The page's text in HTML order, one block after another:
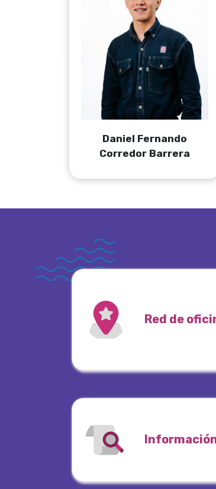
Daniel Fernando
Corredor Barrera
Red de